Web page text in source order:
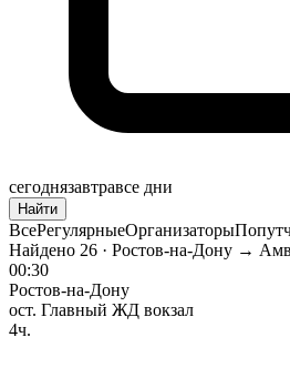
сегоднязавтравсе дни
Найти
ВсеРегулярныеОрганизаторы
Найдено 26 · Ростов-на-Дону →
00:30
Ростов-на-Дону
ост. Главный ЖД вокзал
4ч.